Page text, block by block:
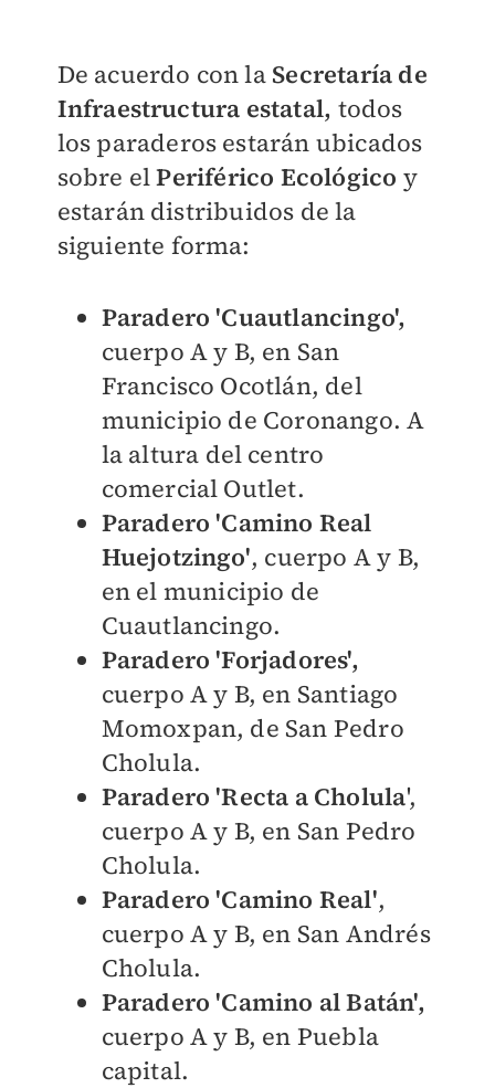
De acuerdo con la Secretaría de
Infraestructura estatal, todos
los paraderos estarán ubicados
sobre elPeriférico Ecológico y
estarán distribuidos de la
siguiente forma:
Paradero 'Cuautlancingo',
cuerpo A y B, en San
Francisco Ocotlán, del
municipio de Coronango. A
la altura del centro
comercial Outlet.
Paradero 'Camino Real
Huejotzingo', cuerpo A y B,
en el municipio de
Cuautlancingo.
Paradero 'Forjadores',
cuerpo A y B, en Santiago
Momoxpan, de San Pedro
Cholula.
Paradero 'Recta a Cholula',
cuerpo A y B, en San Pedro
Cholula.
Paradero 'Camino Real',
cuerpo A y B, en San Andrés
Cholula.
Paradero 'Camino al Batán',
cuerpo A y B, en Puebla
capital.